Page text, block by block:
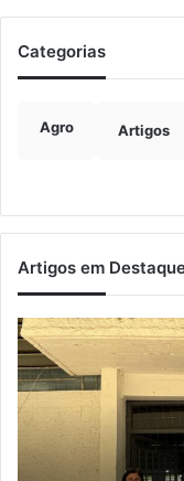
Categorias
Agro Artigos
Artigos em
Projeto
“Entre
Nós”
reúne
mulheres